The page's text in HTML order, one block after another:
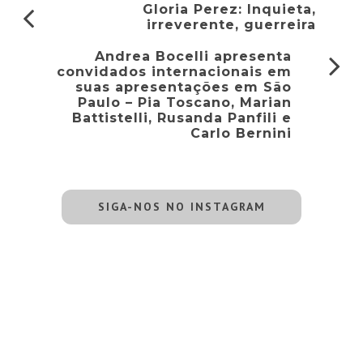
Gloria Perez: Inquieta,
irreverente, guerreira
Andrea Bocelli apresenta
convidados internacionais em
suas apresentações em São
Paulo – Pia Toscano, Marian
Battistelli, Rusanda Panfili e
Carlo Bernini
SIGA-NOS NO INSTAGRAM